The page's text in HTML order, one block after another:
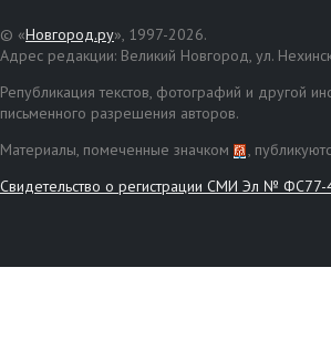
© «Новгород.ру», 1997-2026.
Адрес редакции: Великий Новгород, ул.
Републикация текстов, фотографий и другой
письменного разрешения авторов.
Материалы, помеченные значком
,
Свидетельство о регистрации СМИ Эл №